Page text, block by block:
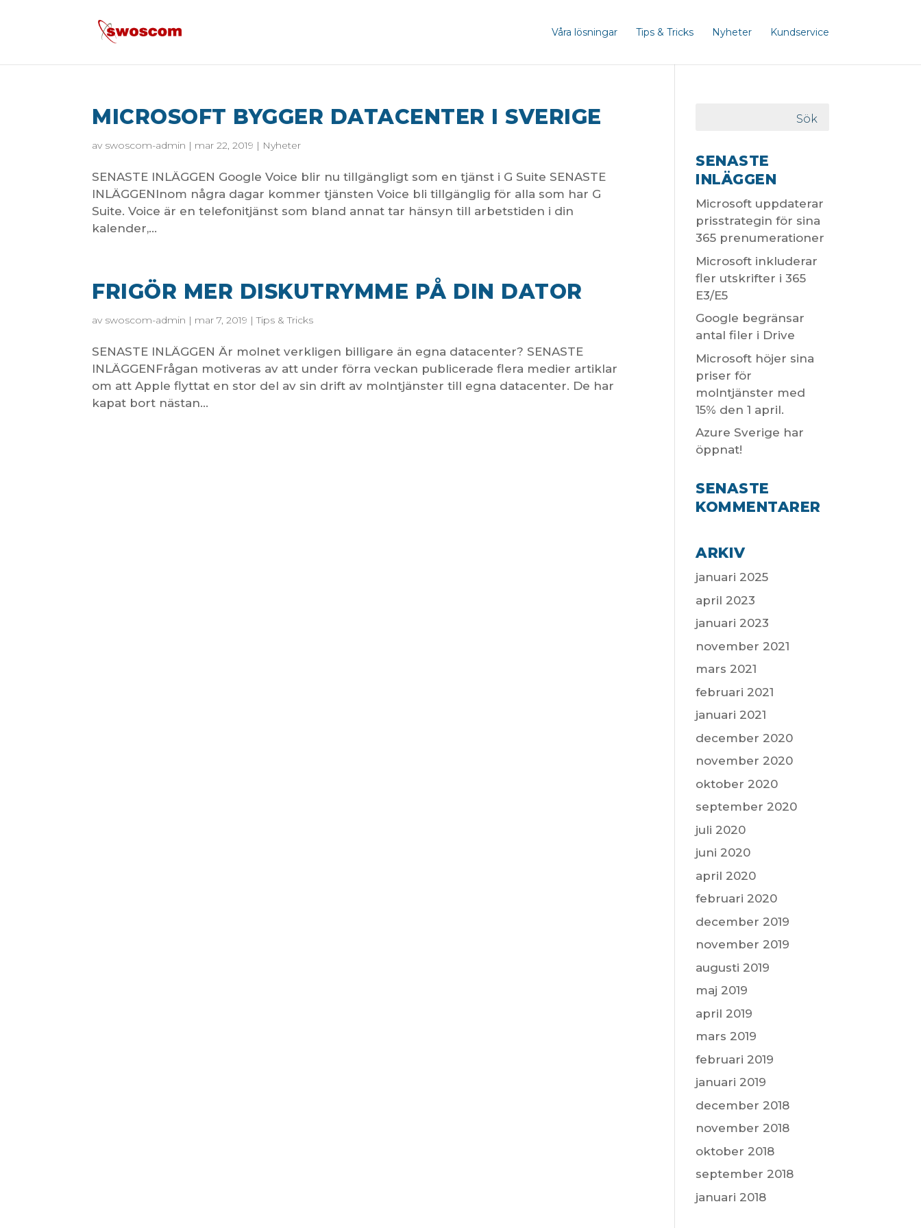
Våra lösningar Tips & Tricks Nyheter Kundservice
MICROSOFT BYGGER DATACENTER I SVERIGE
av swoscom-admin | mar 22, 2019 | Nyheter
SENASTE INLÄGGEN Google Voice blir nu tillgängligt som en tjänst i G Suite SENASTE
INLÄGGENInom några dagar kommer tjänsten Voice bli tillgänglig för alla som har G
Suite. Voice är en telefonitjänst som bland annat tar hänsyn till arbetstiden i din
kalender,...
FRIGÖR MER DISKUTRYMME PÅ DIN DATOR
av swoscom-admin | mar 7, 2019 |Tips & Tricks
SENASTE INLÄGGEN Är molnet verkligen billigare än egna datacenter? SENASTE
INLÄGGENFrågan motiveras av att under förra veckan publicerade flera medier artiklar
om att Apple flyttat en stor del av sin drift av molntjänster till egna datacenter. De har
kapat bort nästan...
SENASTE
INLÄGGEN
Microsoft uppdaterar
prisstrategin för sina
365 prenumerationer
Microsoft inkluderar
fler utskrifter i 365
E3/E5
Google begränsar
antal filer i Drive
Microsoft höjer sina
priser för
molntjänster med
15% den 1 april.
Azure Sverige har
öppnat!
SENASTE
KOMMENTARER
ARKIV
januari 2025
april 2023
januari 2023
november 2021
mars 2021
februari 2021
januari 2021
december 2020
november 2020
oktober 2020
september 2020
juli 2020
juni 2020
april 2020
februari 2020
december 2019
november 2019
augusti 2019
maj 2019
april 2019
mars 2019
februari 2019
januari 2019
december 2018
november 2018
oktober 2018
september 2018
januari 2018